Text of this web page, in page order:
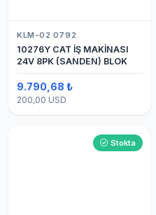
KLM-02 0792
10276Y CAT İŞ MAKİNASI
24V 8PK (SANDEN) BLOK
9.790,68 ₺
200,00 USD
Stokta